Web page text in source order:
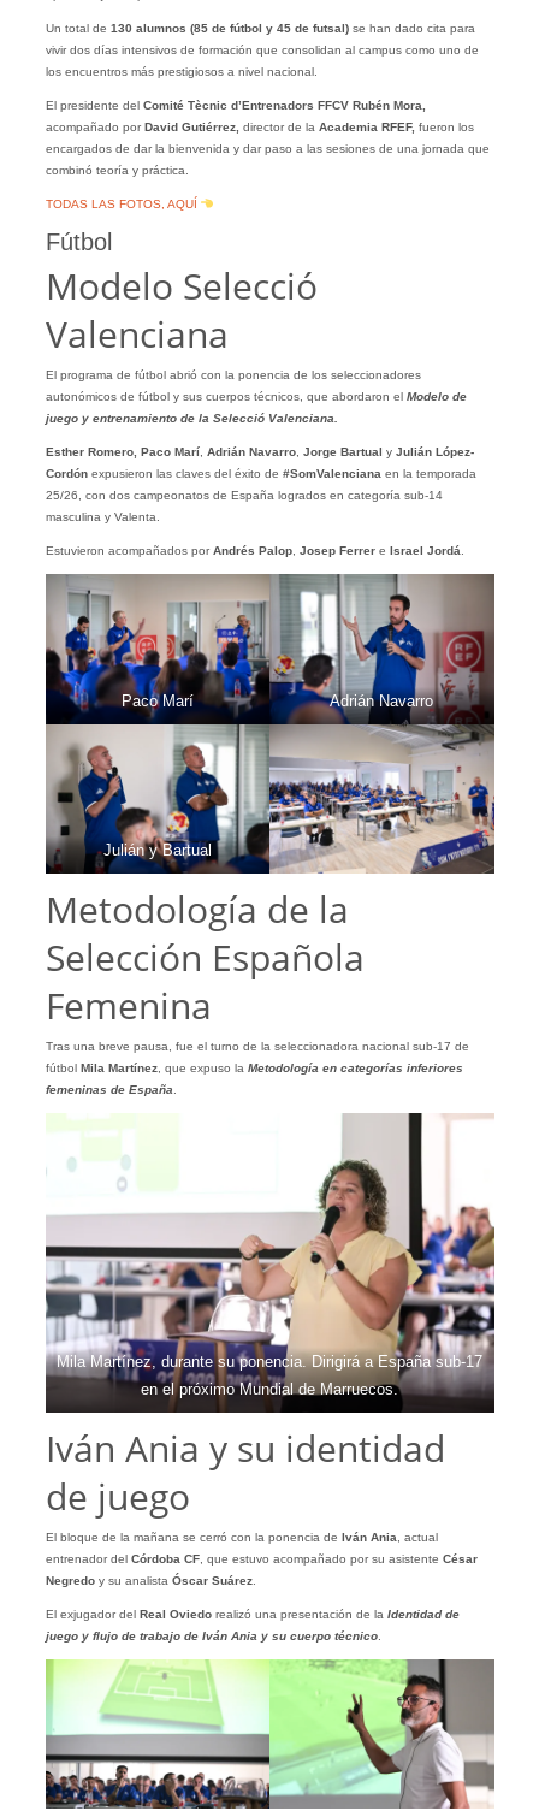
Un total de 130 alumnos (85 de fútbol y 45 de futsal) se han dado cita para
vivir dos días intensivos de formación que consolidan al campus como uno de
los encuentros más prestigiosos a nivel nacional.
El presidente delComité Tècnic d’Entrenadors FFCV Rubén Mora,
acompañado porDavid Gutiérrez, director de laAcademia RFEF, fueron los
encargados de dar la bienvenida y dar paso a las sesiones de una jornada que
combinó teoría y práctica.
TODAS LAS FOTOS, AQUÍ
Fútbol
Modelo Selecció
Valenciana
El programa de fútbol abrió con la ponencia de los seleccionadores
autonómicos de fútbol y sus cuerpos técnicos, que abordaron el Modelo de
juego y entrenamiento de la Selecció Valenciana.
Esther Romero, Paco Marí, Adrián Navarro, Jorge Bartual y Julián López-
Cordónexpusieron las claves del éxito de #SomValencianaen la temporada
25/26, con dos campeonatos de España logrados en categoría sub-14
masculina y Valenta.
Estuvieron acompañados porAndrés Palop, Josep Ferrere Israel Jordá.
Paco Marí Adrián Navarro
Julián y Bartual
Metodología de la
Selección Española
Femenina
Tras una breve pausa, fue el turno de la seleccionadora nacional sub-17 de
fútbol Mila Martínez, que expuso la Metodología en categorías inferiores
femeninas de España
Mila Martínez, durante su ponencia. Dirigirá a España sub-17
en el próximo Mundial de Marruecos.
Iván Ania y su identidad
de juego
El bloque de la mañana se cerró con la ponencia de Iván Ania , actual
entrenador del Córdoba CF, que estuvo acompañado por su asistente César
Negredo y su analista Óscar Suárez.
El exjugador delReal Oviedorealizó una presentación de la Identidad de
juego y flujo de trabajo de Iván Ania y su cuerpo técnico.